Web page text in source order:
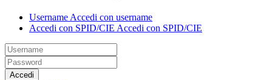
Username Accedi con username
Accedi con SPID/CIE Accedi con SPID/CIE
Accedi